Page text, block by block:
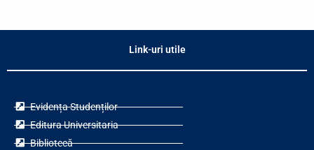
Link-uri utile
Evidența Studenților
Editura Universitaria
Bibliotecă